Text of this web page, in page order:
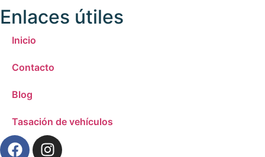
Enlaces útiles
Inicio
Contacto
Blog
Tasación de vehículos